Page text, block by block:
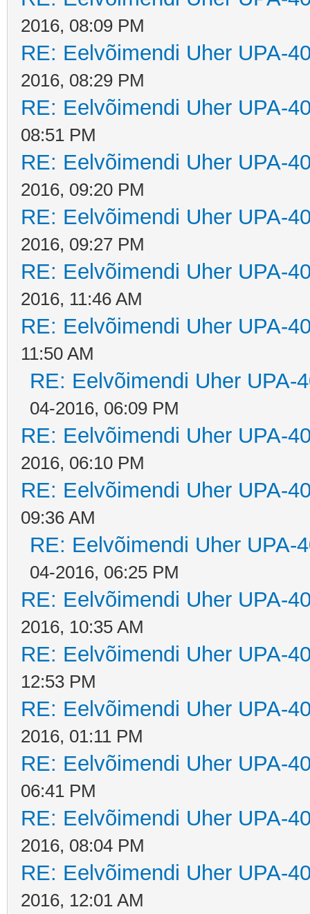
2016, 08:09 PM
RE: Eelvõimendi Uher UPA-
2016, 08:29 PM
RE: Eelvõimendi Uher UPA-
08:51 PM
RE: Eelvõimendi Uher UPA-
2016, 09:20 PM
RE: Eelvõimendi Uher UPA-
2016, 09:27 PM
RE: Eelvõimendi Uher UPA-
2016, 11:46 AM
RE: Eelvõimendi Uher UPA-
11:50 AM
RE: Eelvõimendi Uher UPA-
04-2016, 06:09 PM
RE: Eelvõimendi Uher UPA-
2016, 06:10 PM
RE: Eelvõimendi Uher UPA-
09:36 AM
RE: Eelvõimendi Uher UPA-
04-2016, 06:25 PM
RE: Eelvõimendi Uher UPA-
2016, 10:35 AM
RE: Eelvõimendi Uher UPA-
12:53 PM
RE: Eelvõimendi Uher UPA-
2016, 01:11 PM
RE: Eelvõimendi Uher UPA-
06:41 PM
RE: Eelvõimendi Uher UPA-
2016, 08:04 PM
RE: Eelvõimendi Uher UPA-
2016, 12:01 AM